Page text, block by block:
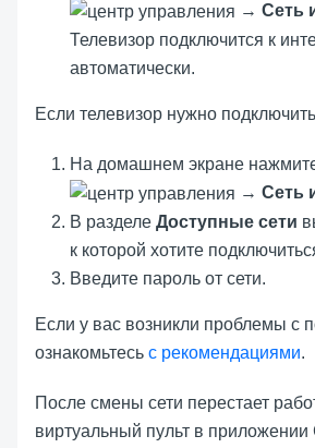
→ Сеть
Телевизор подключится к
автоматически.
Если телевизор нужно
На домашнем экране
→ Сеть
В разделе Доступные сети
к которой хотите
Введите пароль от сети.
Если у вас возникли проблемы с
ознакомьтесь с рекомендациями.
После смены сети перестает
виртуальный пульт в